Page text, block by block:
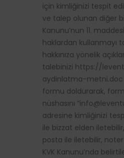
için kimliğinizi tespit
ve talep olunan diğer
Kanunu’nun 11.
haklardan kullanmayı
hakkınıza yönelik
talebinizi https://
aydinlatma-metni.doc
formu doldurarak,
nüshasını “
adresine kimliğinizi
ile bizzat elden
posta ile iletebilir,
KVK Kanunu’nda